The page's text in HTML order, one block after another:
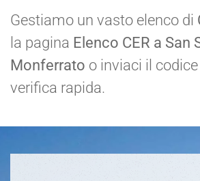
Gestiamo un vasto elenco di
la pagina Elenco CER a San
Monferrato o inviaci il
verifica rapida.